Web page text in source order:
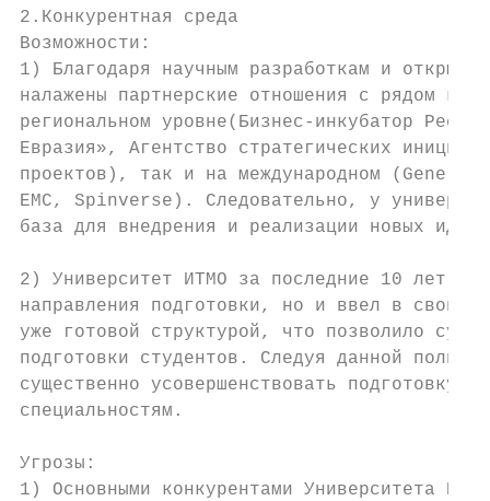
2.Конкурентная среда
Возможности:
1) Благодаря научным разработкам и
налажены партнерские отношения с рядом
региональном уровне(Бизнес-инкубатор
Евразия», Агентство стратегических
проектов), так и на международном (General
EMC, Spinverse). Следовательно, у
база для внедрения и реализации новых идей.
2) Университет ИТМО за последние 10 лет не
направления подготовки, но и ввел в свой
уже готовой структурой, что позволило
подготовки студентов. Следуя данной
существенно усовершенствовать подготовку
специальностям.
Угрозы:
1) Основными конкурентами Университета